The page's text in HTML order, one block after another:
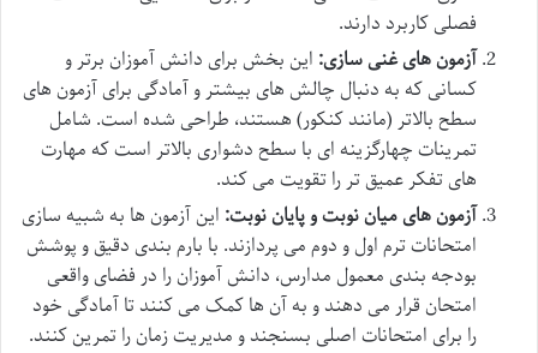
فصلی کاربرد دارند.
آزمون های غنی سازی: این بخش برای دانش آموزان برتر و
کسانی که به دنبال چالش های بیشتر و آمادگی برای آزمون های
سطح بالاتر (مانند کنکور) هستند، طراحی شده است. شامل
تمرینات چهارگزینه ای با سطح دشواری بالاتر است که مهارت
های تفکر عمیق تر را تقویت می کند.
آزمون های میان نوبت و پایان نوبت: این آزمون ها به شبیه سازی
امتحانات ترم اول و دوم می پردازند. با بارم بندی دقیق و پوشش
بودجه بندی معمول مدارس، دانش آموزان را در فضای واقعی
امتحان قرار می دهند و به آن ها کمک می کنند تا آمادگی خود
را برای امتحانات اصلی بسنجند و مدیریت زمان را تمرین کنند.